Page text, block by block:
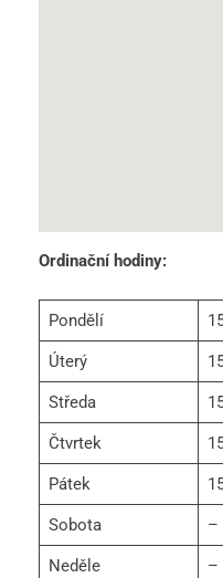
Ordinační hodiny:
Pondělí
Úterý
Středa
Čtvrtek
Pátek
Sobota –
Neděle –